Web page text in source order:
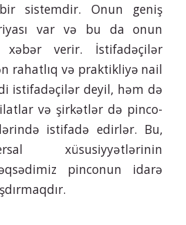
sistemdir. Onun geniş
var və bu da onun
xəbər verir. İstifadəçilər
rahatlıq və praktikliyə nail
istifadəçilər deyil, həm də
və şirkətlər də pinco-
istifadə edirlər. Bu,
xüsusiyyətlərinin
pinconun idarə